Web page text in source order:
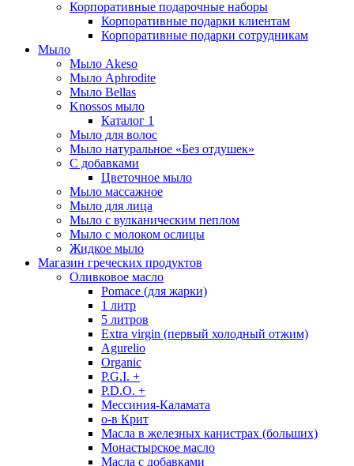
Корпоративные подарочные наборы
Корпоративные подарки клиентам
Корпоративные подарки сотрудникам
Мыло
Мыло Akeso
Мыло Aphrodite
Мыло Bellas
Knossos мыло
Каталог 1
Мыло для волос
Мыло натуральное «Без отдушек»
С добавками
Цветочное мыло
Мыло массажное
Мыло для лица
Мыло с вулканическим пеплом
Мыло с молоком ослицы
Жидкое мыло
Магазин греческих продуктов
Оливковое масло
Pomace (для жарки)
1 литр
5 литров
Extra virgin (первый холодный отжим)
Agurelio
Organic
P.G.I. +
P.D.O. +
Мессиния-Каламата
о-в Крит
Масла в железных канистрах (больших)
Монастырское масло
Масла с добавками